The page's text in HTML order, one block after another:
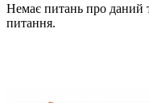
Немає питань про даний
питання.